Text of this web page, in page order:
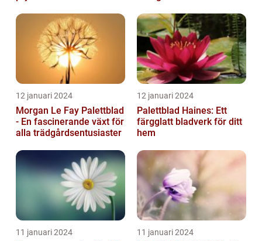
12 januari 2024
Morgan Le Fay Palettblad
- En fascinerande växt för
alla trädgårdsentusiaster
12 januari 2024
Palettblad Haines: Ett
färgglatt bladverk för ditt
hem
11 januari 2024 11 januari 2024